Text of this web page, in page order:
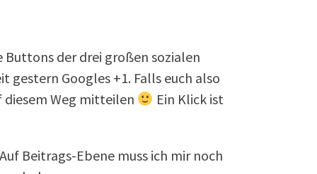
der drei großen sozialen
gestern Googles +1. Falls euch also
Weg mitteilen
Ein Klick ist
Beitrags-Ebene muss ich mir noch